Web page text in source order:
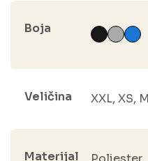
Boja
Veličina XXL, XS,
Materijal